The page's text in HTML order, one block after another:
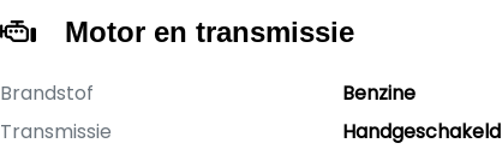
Motor en transmissie
Brandstof
Benzine
Transmissie
Handgeschakeld